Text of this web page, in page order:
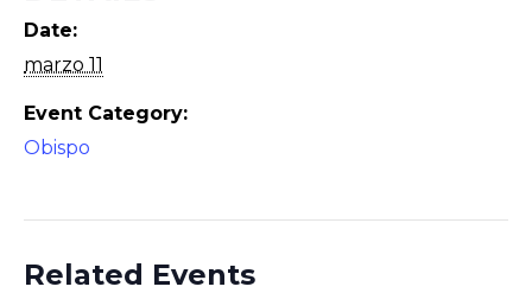
Date:
marzo 11
Event Category:
Obispo
Related Events